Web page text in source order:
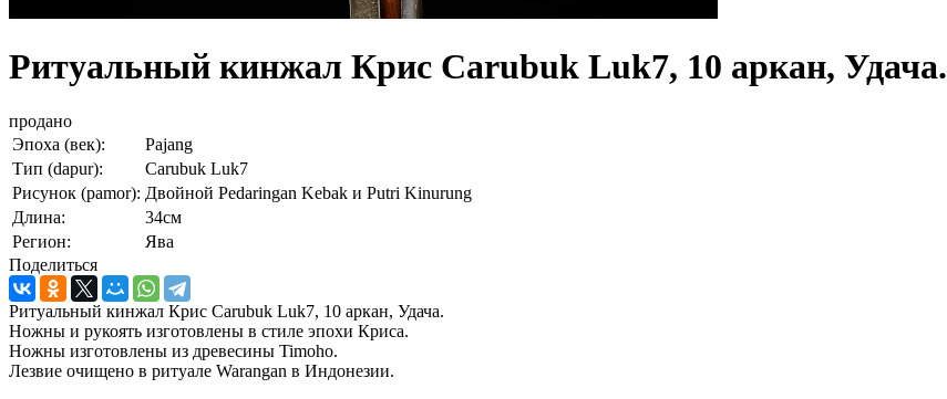
Ритуальный кинжал Крис Carubuk Luk7, 10 аркан, Удача.
продано
Эпоха (век):
Pajang
Тип (dapur):
Carubuk Luk7
Рисунок (pamor): Двойной Pedaringan Kebak и Putri Kinurung
Длина:
34cм
Регион:
Ява
Поделиться
Ритуальный кинжал Крис Carubuk Luk7, 10 аркан, Удача.
Ножны и рукоять изготовлены в стиле эпохи Криса.
Ножны изготовлены из древесины Timoho.
Лезвие очищено в ритуале Warangan в Индонезии.